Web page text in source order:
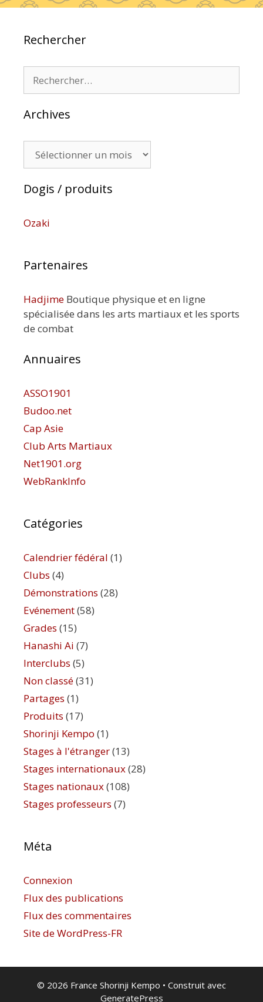
Rechercher
Archives
Dogis / produits
Ozaki
Partenaires
Hadjime Boutique physique et en ligne
spécialisée dans les arts martiaux et les sports
de combat
Annuaires
ASSO1901
Budoo.net
Cap Asie
Club Arts Martiaux
Net1901.org
WebRankInfo
Catégories
Calendrier fédéral (1)
Clubs (4)
Démonstrations (28)
Evénement(58)
Grades (15)
Hanashi Ai (7)
Interclubs (5)
Non classé(31)
Partages (1)
Produits (17)
Shorinji Kempo (1)
Stages à l'étranger(13)
Stages internationaux(28)
Stages nationaux(108)
Stages professeurs (7)
Méta
Connexion
Flux des publications
Flux des commentaires
Site de WordPress-FR
© 2026 France Shorinji Kempo • Construit avec
GeneratePress